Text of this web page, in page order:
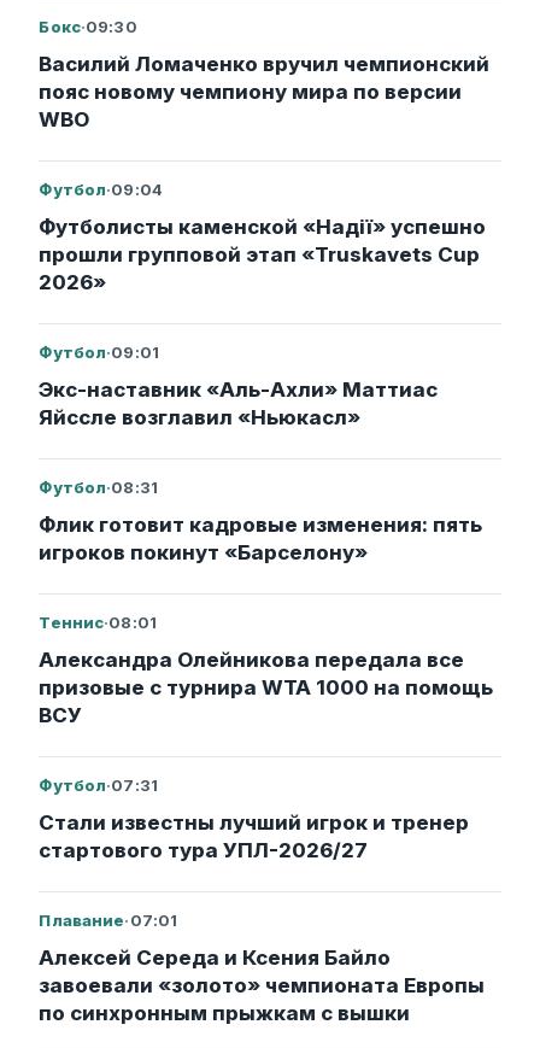
Бокс·09:30
Василий Ломаченко вручил чемпионский
пояс новому чемпиону мира по версии
WBO
Футбол·09:04
Футболисты каменской «Надії» успешно
прошли групповой этап «Truskavets Cup
2026»
Футбол·09:01
Экс-наставник «Аль-Ахли» Маттиас
Яйссле возглавил «Ньюкасл»
Футбол·08:31
Флик готовит кадровые изменения: пять
игроков покинут «Барселону»
Теннис·08:01
Александра Олейникова передала все
призовые с турнира WTA 1000 на помощь
ВСУ
Футбол·07:31
Стали известны лучший игрок и тренер
стартового тура УПЛ-2026/27
Плавание·07:01
Алексей Середа и Ксения Байло
завоевали «золото» чемпионата Европы
по синхронным прыжкам с вышки